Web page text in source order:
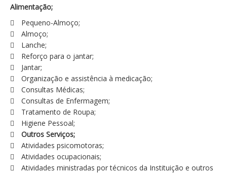
Alimentação;
Pequeno-Almoço;
Almoço;
Lanche;
Reforço para o jantar;
Jantar;
Organização e assistência à medicação;
Consultas Médicas;
Consultas de Enfermagem;
Tratamento de Roupa;
Higiene Pessoal;
Outros Serviços;
Atividades psicomotoras;
Atividades ocupacionais;
Atividades ministradas por técnicos da Instituição e outros